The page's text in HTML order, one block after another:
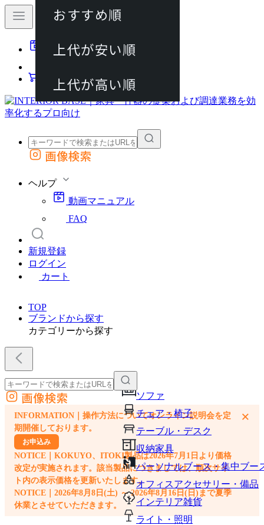
動画マニュアル
カート
外部サイトの商品をカートに追加
画像検索
ヘルプ
動画マニュアル
FAQ
新規登録
ログイン
カート
TOP
ブランドから探す
カテゴリーから探す
ソファ
チェア・椅子
テーブル・デスク
収納家具
パーソナルブース・集中ブー
オフィスアクセサリー・備品
インテリア雑貨
ライト・照明
外部サイトの商品をカートに追加
他のサイトで見つけた商品ページのURLを貼り付けて、カートに追加できます
画像検索
INFORMATION｜操作方法についてオンライン説明会を定
期開催しております。
お申込み
NOTICE｜KOKUYO、ITOKI製品は2026年7月1日より価格
改定が実施されます。該当製品につきましては、順次サイ
ト内の表示価格を更新いたします。
NOTICE｜2026年8月8日(土) ～ 2026年8月16日(日)まで夏季
休業とさせていただきます。
×
おすすめ順
上代が安い順
上代が高い順